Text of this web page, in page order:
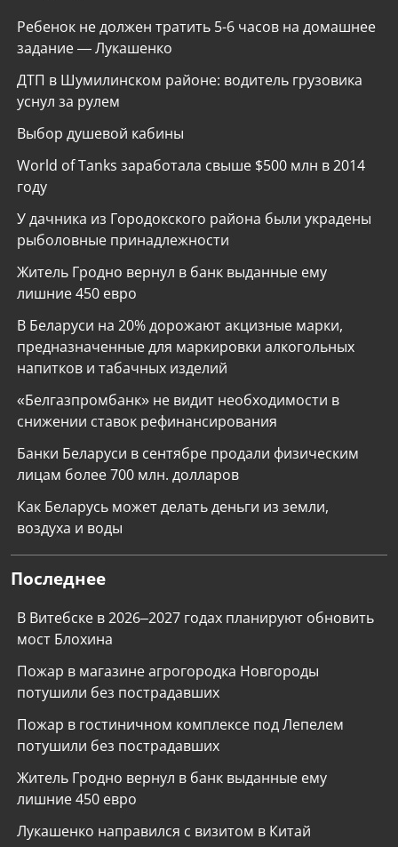
Ребенок не должен тратить 5-6 часов на домашнее
задание — Лукашенко
ДТП в Шумилинском районе: водитель грузовика
уснул за рулем
Выбор душевой кабины
World of Tanks заработала свыше $500 млн в 2014
году
У дачника из Городокского района были украдены
рыболовные принадлежности
Житель Гродно вернул в банк выданные ему
лишние 450 евро
В Беларуси на 20% дорожают акцизные марки,
предназначенные для маркировки алкогольных
напитков и табачных изделий
«Белгазпромбанк» не видит необходимости в
снижении ставок рефинансирования
Банки Беларуси в сентябре продали физическим
лицам более 700 млн. долларов
Как Беларусь может делать деньги из земли,
воздуха и воды
Последнее
В Витебске в 2026–2027 годах планируют обновить
мост Блохина
Пожар в магазине агрогородка Новгороды
потушили без пострадавших
Пожар в гостиничном комплексе под Лепелем
потушили без пострадавших
Житель Гродно вернул в банк выданные ему
лишние 450 евро
Лукашенко направился с визитом в Китай